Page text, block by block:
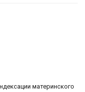
материнского